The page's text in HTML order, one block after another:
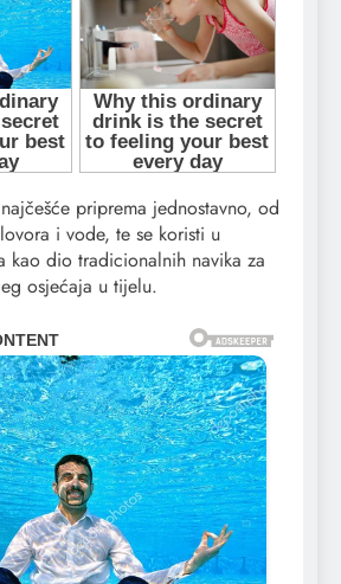
priprema jednostavno, od
i vode, te se koristi u
kao dio tradicionalnih navika za
osjećaja u tijelu.